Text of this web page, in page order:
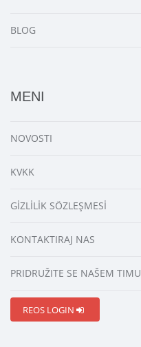
BLOG
MENI
NOVOSTI
KVKK
GİZLİLİK SÖZLEŞMESİ
KONTAKTIRAJ NAS
PRIDRUŽITE SE NAŠEM TIMU
REOS LOGIN